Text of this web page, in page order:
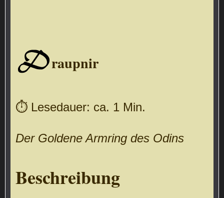
D
raupnir
⏱ Lesedauer: ca. 1 Min.
Der Goldene Armring des Odins
Beschreibung